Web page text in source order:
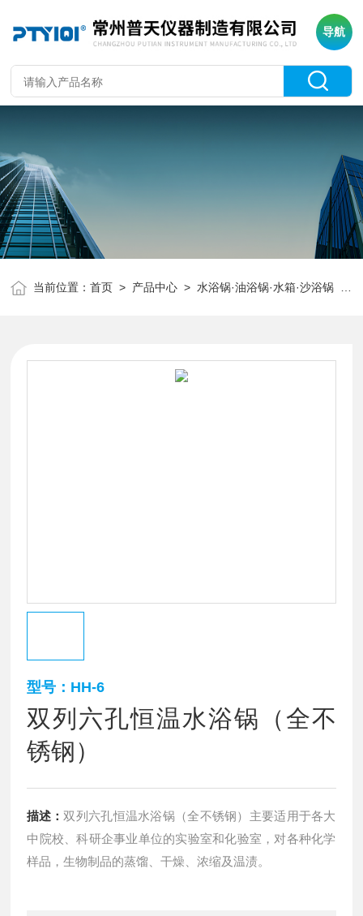
导航
当前位置：首页 > 产品中心 >水浴锅·油浴锅·水箱·沙浴锅
型号：HH-6
双列六孔恒温水浴锅（全不
锈钢）
描述： 双列六孔恒温水浴锅（全不锈钢）主要适用于各大
中院校、科研企事业单位的实验室和化验室，对各种化学
样品，生物制品的蒸馏、干燥、浓缩及温渍。